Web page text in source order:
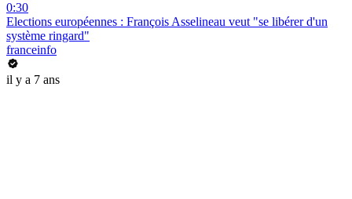
0:30
Elections européennes : François Asselineau veut "se libérer d'un
système ringard"
franceinfo
il y a 7 ans